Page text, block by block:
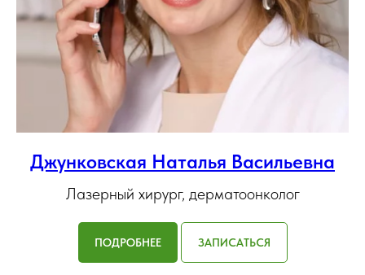
Джунковская Наталья Васильевна
Лазерный хирург, дерматоонколог
ПОДРОБНЕЕ ЗАПИСАТЬСЯ